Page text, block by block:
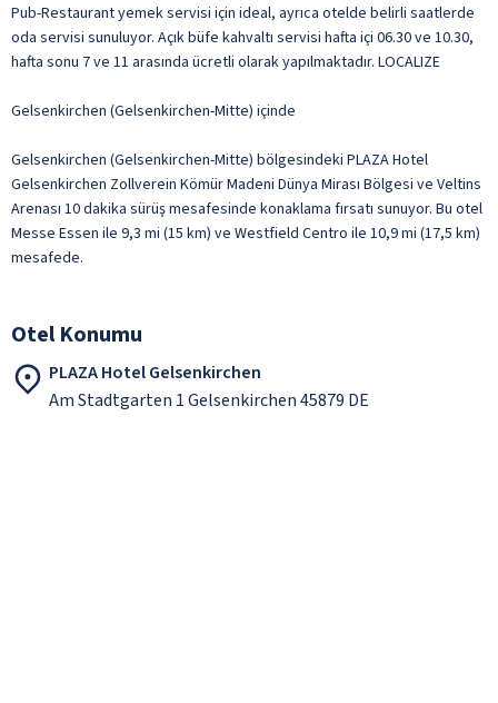
Pub-Restaurant yemek servisi için ideal, ayrıca otelde belirli saatlerde
oda servisi sunuluyor. Açık büfe kahvaltı servisi hafta içi 06.30 ve 10.30,
hafta sonu 7 ve 11 arasında ücretli olarak yapılmaktadır. LOCALIZE
Gelsenkirchen (Gelsenkirchen-Mitte) içinde
Gelsenkirchen (Gelsenkirchen-Mitte) bölgesindeki PLAZA Hotel
Gelsenkirchen Zollverein Kömür Madeni Dünya Mirası Bölgesi ve Veltins
Arenası 10 dakika sürüş mesafesinde konaklama fırsatı sunuyor. Bu otel
Messe Essen ile 9,3 mi (15 km) ve Westfield Centro ile 10,9 mi (17,5 km)
mesafede.
Otel Konumu
PLAZA Hotel Gelsenkirchen
Am Stadtgarten 1 Gelsenkirchen 45879 DE